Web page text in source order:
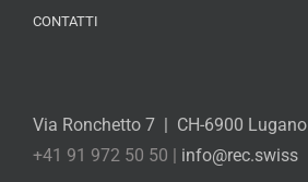
CONTATTI
Via Ronchetto 7 | CH-6900 Lugano
+41 91 972 50 50 | info@rec.swiss